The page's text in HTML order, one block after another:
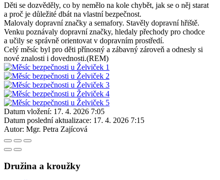
Děti se dozvěděly, co by nemělo na kole chybět, jak se o něj starat
a proč je důležité dbát na vlastní bezpečnost.
Malovaly dopravní značky a semafory. Stavěly dopravní hřiště.
Venku poznávaly dopravní značky, hledaly přechody pro chodce
a učily se správně orientovat v dopravním prostředí.
Celý měsíc byl pro děti přínosný a zábavný zároveň a odnesly si
nové znalosti i dovednosti.(REM)
Datum vložení: 17. 4. 2026 7:05
Datum poslední aktualizace: 17. 4. 2026 7:15
Autor: Mgr. Petra Zajícová
Družina a kroužky